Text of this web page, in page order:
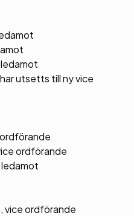
utsetts till ny vice
ordförande
ledamot
vice ordförande